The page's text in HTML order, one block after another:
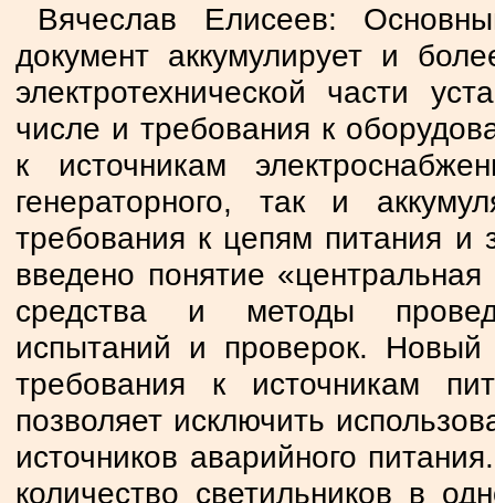
Вячеслав Елисеев:
документ аккумулирует и
электротехнической части
числе и требования к
к источникам
генераторного, так и
требования к цепям питания
введено понятие
средства и методы
испытаний и проверок.
требования к источникам
позволяет исключить
источников аварийного
количество светильников в